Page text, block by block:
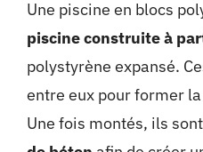
Une piscine en blocs
piscine construite à
polystyrène expansé.
entre eux pour former
Une fois montés, ils